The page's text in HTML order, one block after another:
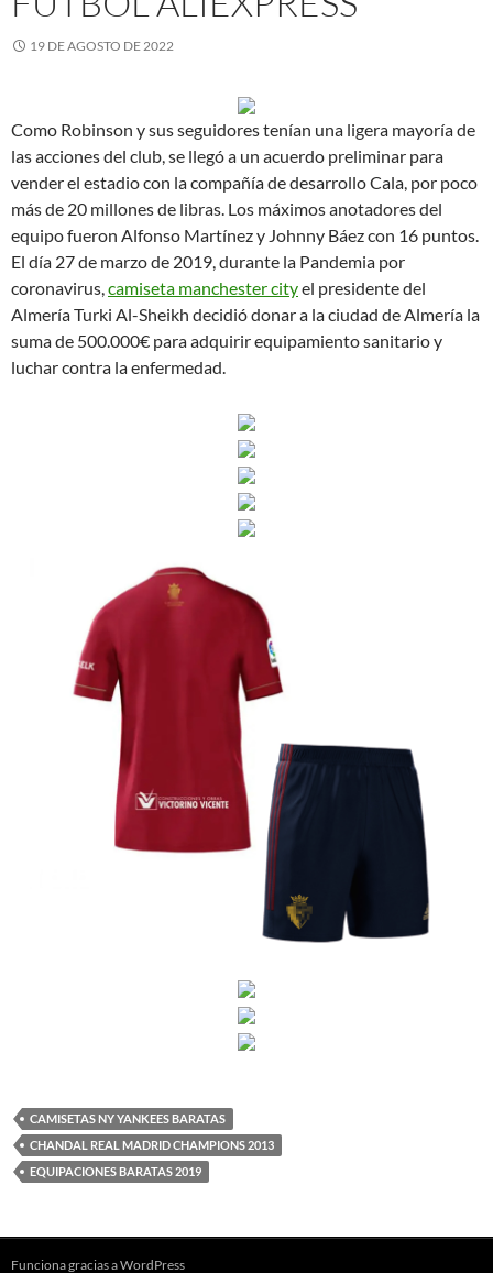
19 DE AGOSTO DE 2022
Como Robinson y sus seguidores tenían una ligera mayoría de
las acciones del club, se llegó a un acuerdo preliminar para
vender el estadio con la compañía de desarrollo Cala, por poco
más de 20 millones de libras. Los máximos anotadores del
equipo fueron Alfonso Martínez y Johnny Báez con 16 puntos.
El día 27 de marzo de 2019, durante la Pandemia por
coronavirus,camiseta manchester cityel presidente del
Almería Turki Al-Sheikh decidió donar a la ciudad de Almería la
suma de 500.000€ para adquirir equipamiento sanitario y
luchar contra la enfermedad.
CAMISETAS NY YANKEES BARATAS
CHANDAL REAL MADRID CHAMPIONS 2013
EQUIPACIONES BARATAS 2019
Funciona gracias a WordPress